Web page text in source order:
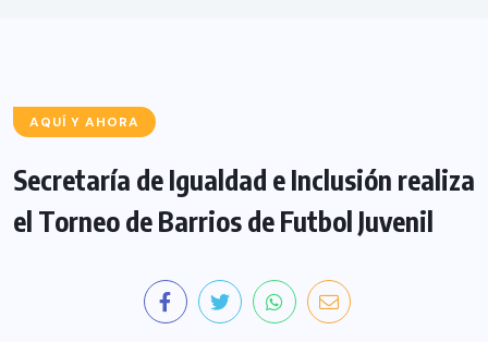
AQUÍ Y AHORA
Secretaría de Igualdad e Inclusión realiza
el Torneo de Barrios de Futbol Juvenil